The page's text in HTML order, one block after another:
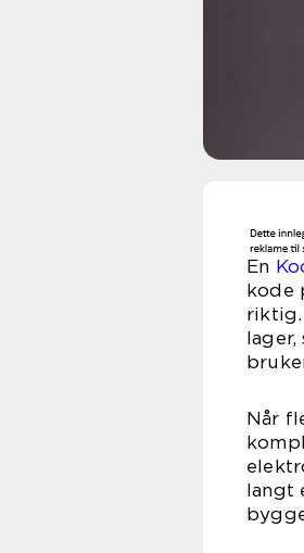
En
kode
Når
langt